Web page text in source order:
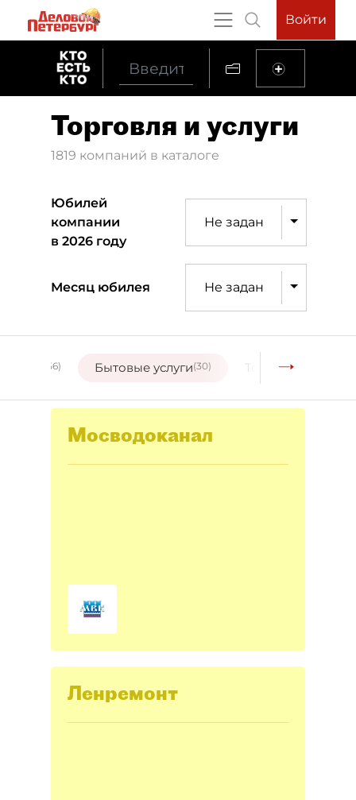
Войти
Торговля и услуги
1819 компаний в каталоге
Юбилей
компании
в 2026 году
Не задан
Месяц юбилея Не задан
(56) Бытовые услуги(30) Торговые центры
Мосводоканал
Ленремонт